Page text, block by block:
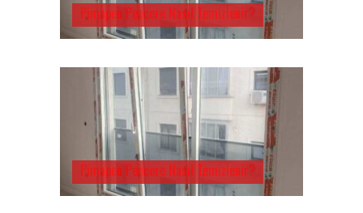
Pimapen Pencere Nasıl Temizlenir?
Pimapen Pencere Nasıl Temizlenir?